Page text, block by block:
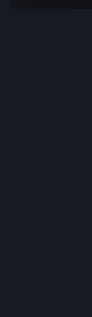
❌[LEAK-
https://
https://
https://
[SAND]KOREAN
https://